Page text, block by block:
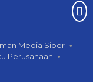
Media Siber
Perusahaan